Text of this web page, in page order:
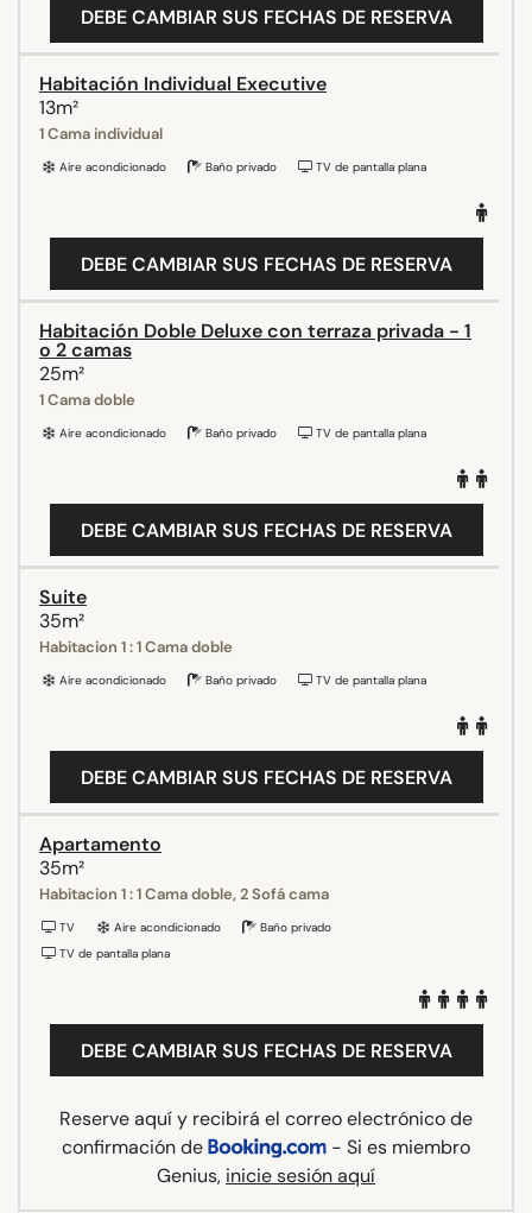
DEBE CAMBIAR SUS FECHAS DE RESERVA
Habitación Individual Executive
13m²
1 Cama individual
Aire acondicionado Baño privado TV de pantalla plana
DEBE CAMBIAR SUS FECHAS DE RESERVA
Habitación Doble Deluxe con terraza privada - 1
o 2 camas
25m²
1 Cama doble
Aire acondicionado Baño privado TV de pantalla plana
DEBE CAMBIAR SUS FECHAS DE RESERVA
Suite
35m²
Habitacion 1 : 1 Cama doble
Aire acondicionado Baño privado TV de pantalla plana
DEBE CAMBIAR SUS FECHAS DE RESERVA
Apartamento
35m²
Habitacion 1 : 1 Cama doble, 2 Sofá cama
TV Aire acondicionado
Baño privado
TV de pantalla plana
DEBE CAMBIAR SUS FECHAS DE RESERVA
Reserve aquí y recibirá el correo electrónico de
confirmación de
- Si es miembro
Genius, inicie sesión aquí